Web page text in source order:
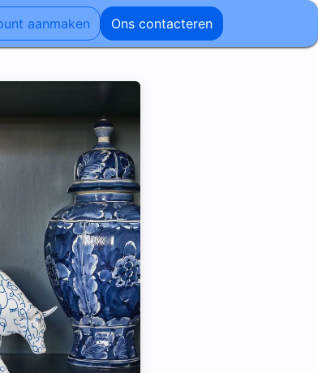
aanmaken Ons contacteren